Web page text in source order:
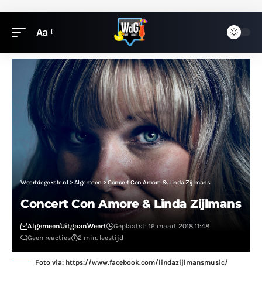
Aa
Weertdegekste.nl> Algemeen >Concert Con Amore & Linda Zijlmans
Concert Con Amore & Linda Zijlmans
AlgemeenUitgaanWeert
Geplaatst: 16 maart 2018 11:48
Geen reacties
2 min. leestijd
Foto via: https://www.facebook.com/lindazijlmansmusic/